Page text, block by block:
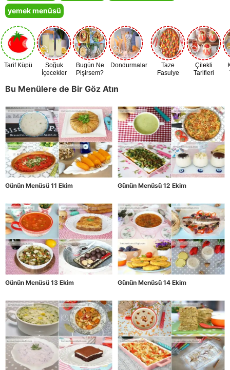
yemek menüsü
Tarif Küpü
Soğuk
İçecekler
Bugün Ne
Pişirsem?
Dondurmalar
Taze
Fasulye
Çilekli
Tarifleri
Bu Menülere de Bir Göz Atın
Günün Menüsü 11 Ekim Günün Menüsü 12 Ekim
Günün Menüsü 13 Ekim Günün Menüsü 14 Ekim